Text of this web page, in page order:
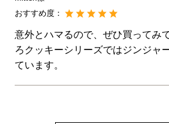
おすすめ度：
意外とハマるので、ぜひ買ってみ
ろクッキーシリーズではジンジャ
ています。